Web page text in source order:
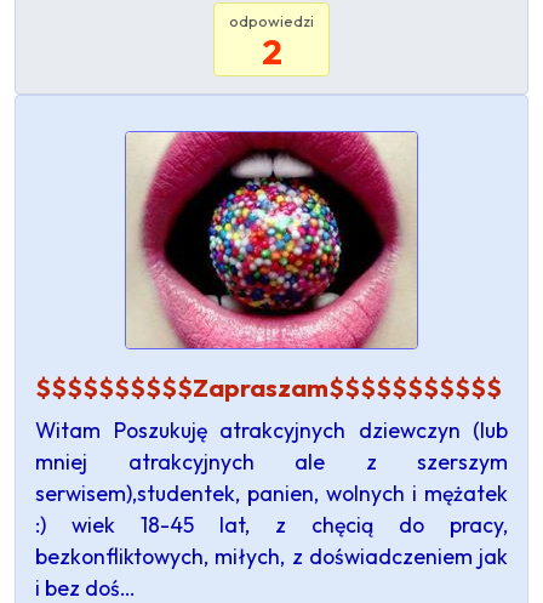
odpowiedzi
2
$$$$$$$$$$Zapraszam$$$$$$$$$$$
Witam Poszukuję atrakcyjnych dziewczyn (lub
mniej atrakcyjnych ale z szerszym
serwisem),studentek, panien, wolnych i mężatek
:) wiek 18-45 lat, z chęcią do pracy,
bezkonfliktowych, miłych, z doświadczeniem jak
i bez doś…